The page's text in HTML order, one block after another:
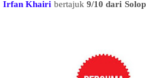
Irfan Khairi bertajuk 9/10 dari